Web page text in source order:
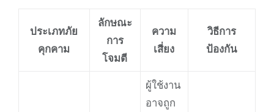
ประเภทภัย
คุกคาม
ลักษณะ
การ
โจมตี
ความ
เสี่ยง
วิธีการ
ป้องกัน
ผู้ใช้งาน
อาจถูก